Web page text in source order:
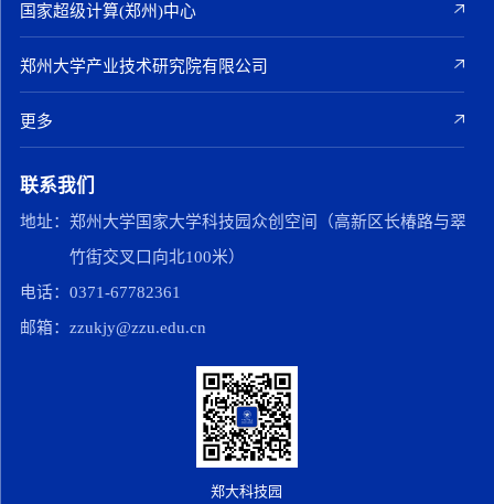
国家超级计算(郑州)中心
郑州大学产业技术研究院有限公司
更多
联系我们
地址： 郑州大学国家大学科技园众创空间（高新区长椿路与翠
竹街交叉口向北100米）
电话： 0371-67782361
邮箱： zzukjy@zzu.edu.cn
郑大科技园